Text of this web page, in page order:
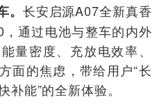
长安启源A07全新真香
，通过电池与整车的内外
量密度、充放电效率、
面的焦虑，带给用户“长
补能”的全新体验。